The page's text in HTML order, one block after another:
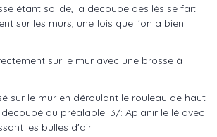
étant solide, la découpe des lés se fait
sur les murs, une fois que l'on a bien
sur le mur avec une brosse à
sur le mur en déroulant le rouleau de haut
au préalable. 3/: Aplanir le lé avec
les bulles d'air.